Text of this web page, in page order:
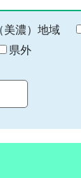
美濃）地域
県外